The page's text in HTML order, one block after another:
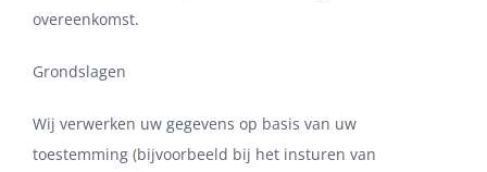
overeenkomst.
Grondslagen
Wij verwerken uw gegevens op basis van uw
toestemming (bijvoorbeeld bij het insturen van